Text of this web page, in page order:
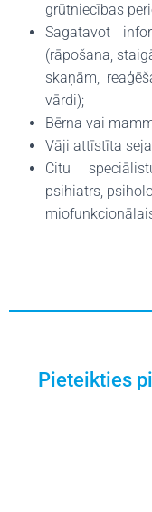
grūtniecības
Sagatavot
(rāpošana,
skaņām,
vārdi);
Bērna vai
Vāji attīstīta
Citu
psihiatrs,
Pieteikties